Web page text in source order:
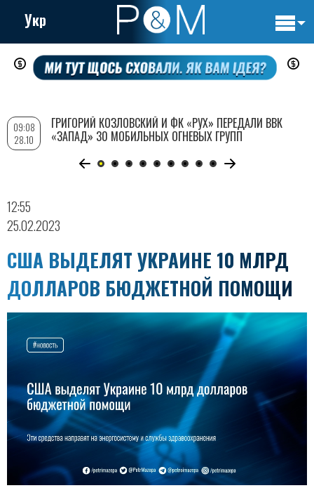
Перейти
содержанию
Укр
12:55
25.02.2023
США ВЫДЕЛЯТ УКРАИНЕ 10 МЛРД
ДОЛЛАРОВ БЮДЖЕТНОЙ ПОМОЩИ
09:08
28.10
ГРИГОРИЙ КОЗЛОВСКИЙ И ФК «РУХ» ПЕРЕДАЛИ ВВК
«ЗАПАД» 30 МОБИЛЬНЫХ ОГНЕВЫХ ГРУПП